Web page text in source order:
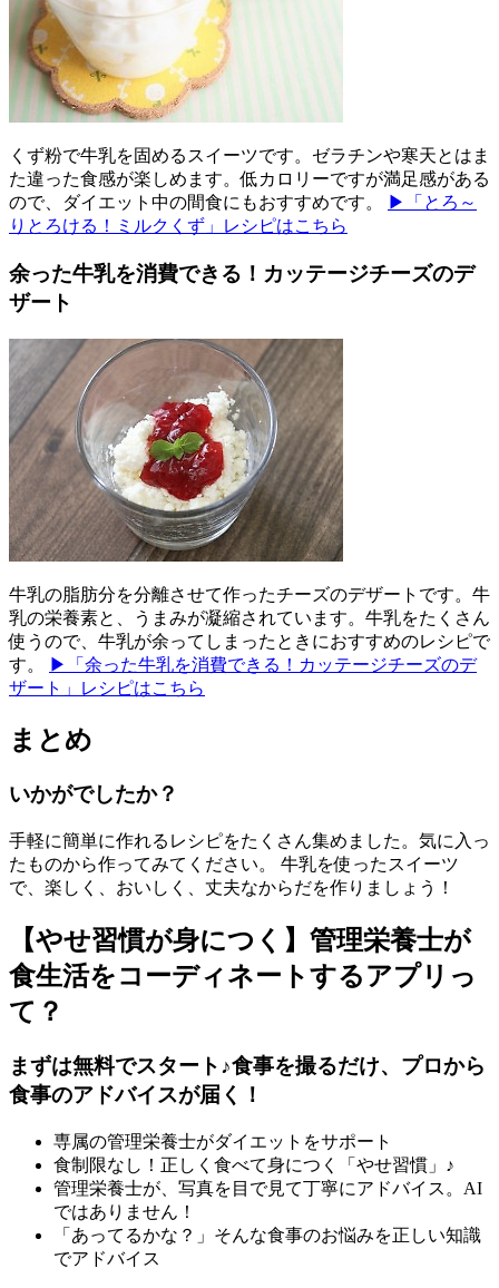
くず粉で牛乳を固めるスイーツです。ゼラチンや寒天とはま
た違った食感が楽しめます。低カロリーですが満足感がある
ので、ダイエット中の間食にもおすすめです。
▶「とろ～
りとろける！ミルクくず」レシピはこちら
余った牛乳を消費できる！カッテージチーズのデ
ザート
牛乳の脂肪分を分離させて作ったチーズのデザートです。牛
乳の栄養素と、うまみが凝縮されています。牛乳をたくさん
使うので、牛乳が余ってしまったときにおすすめのレシピで
す。
▶「余った牛乳を消費できる！カッテージチーズのデ
ザート」レシピはこちら
まとめ
いかがでしたか？
手軽に簡単に作れるレシピをたくさん集めました。気に入っ
たものから作ってみてください。 牛乳を使ったスイーツ
で、楽しく、おいしく、丈夫なからだを作りましょう！
【やせ習慣が身につく】管理栄養士が
食生活をコーディネートするアプリっ
て？
まずは無料でスタート♪食事を撮るだけ、プロから
食事のアドバイスが届く！
専属の管理栄養士がダイエットをサポート
食制限なし！正しく食べて身につく「やせ習慣」♪
管理栄養士が、写真を目で見て丁寧にアドバイス。AI
ではありません！
「あってるかな？」そんな食事のお悩みを正しい知識
でアドバイス